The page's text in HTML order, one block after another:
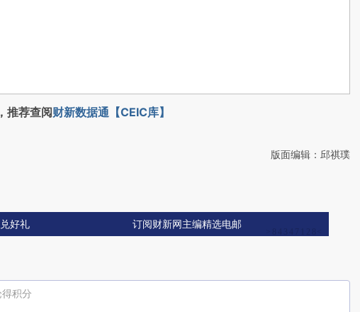
推荐查阅财新数据通【CEIC库】
版面编辑：邱祺璞
好礼 订阅财新网主编精选电邮
积分